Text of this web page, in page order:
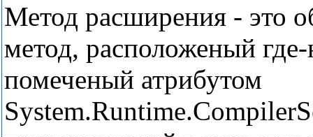
Метод расширения - это
метод, расположеный
помеченый атрибутом